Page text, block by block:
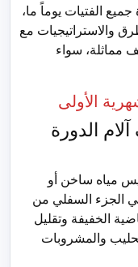
الفتيات يوماً ما،
والاستراتيجيات مع
مماثلة، سواء
الأولى
الدورة
مياه ساخن أو
الجزء السفلي من
الخفيفة وتقليل
والمشروبات